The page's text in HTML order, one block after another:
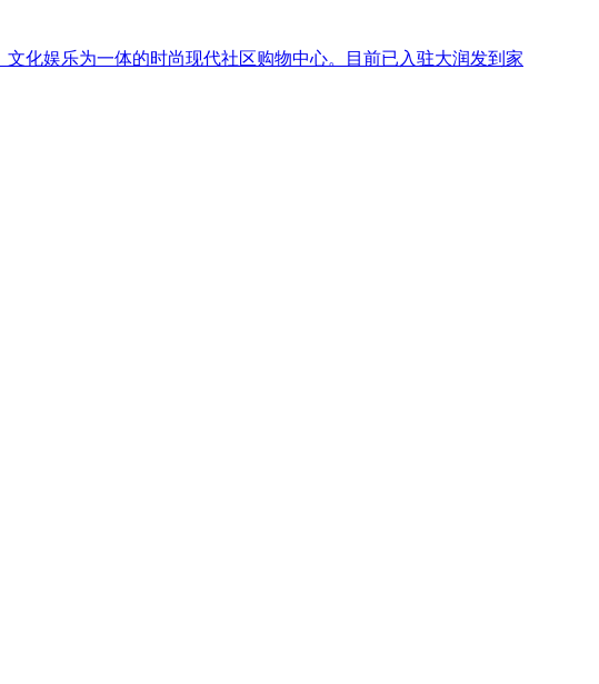
化娱乐为一体的时尚现代社区购物中心。目前已入驻大润发到家